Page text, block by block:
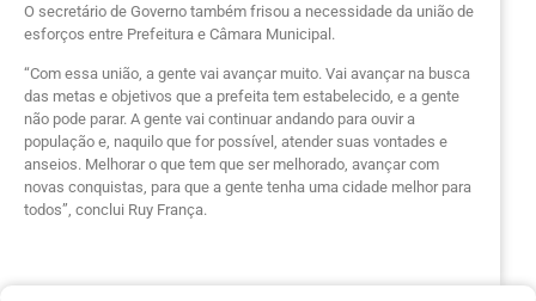
O secretário de Governo também frisou a necessidade da união de
esforços entre Prefeitura e Câmara Municipal.
“Com essa união, a gente vai avançar muito. Vai avançar na busca
das metas e objetivos que a prefeita tem estabelecido, e a gente
não pode parar. A gente vai continuar andando para ouvir a
população e, naquilo que for possível, atender suas vontades e
anseios. Melhorar o que tem que ser melhorado, avançar com
novas conquistas, para que a gente tenha uma cidade melhor para
todos”, conclui Ruy França.